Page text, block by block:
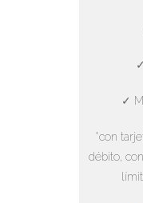
✓
*con
débito,